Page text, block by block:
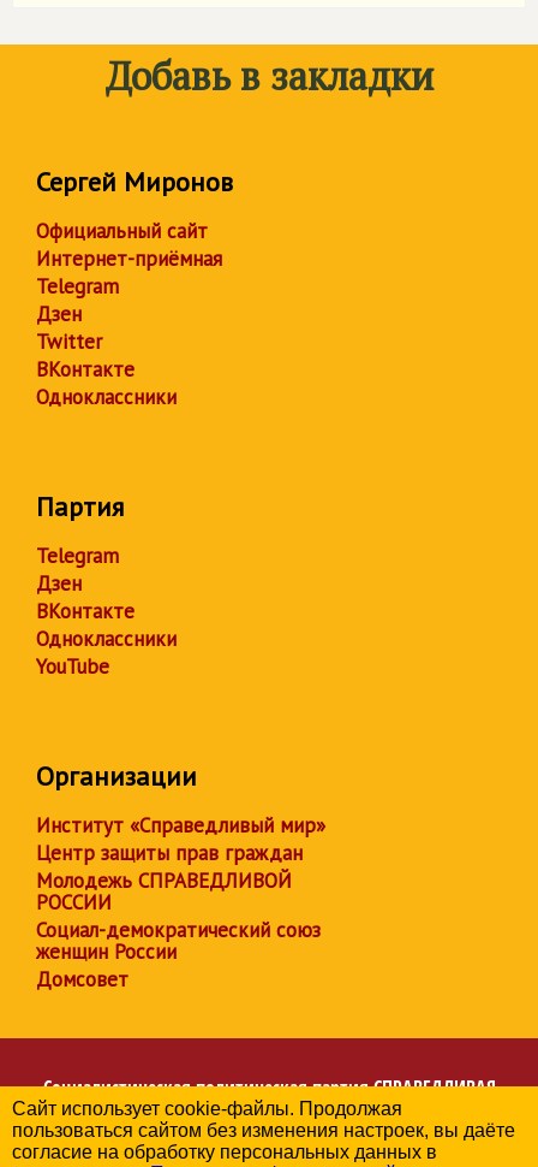
Добавь в закладки
Сергей Миронов
Официальный сайт
Интернет-приёмная
Telegram
Дзен
Twitter
ВКонтакте
Одноклассники
Партия
Telegram
Дзен
ВКонтакте
Одноклассники
YouTube
Организации
Институт «Справедливый мир»
Центр защиты прав граждан
Молодежь СПРАВЕДЛИВОЙ
РОССИИ
Социал-демократический союз
женщин России
Домсовет
Социалистическая политическая партияСПРАВЕДЛИВАЯ
РОССИЯ
Региональное отделение партии в Чувашской Республике
Сайт использует cookie-файлы. Продолжая
пользоваться сайтом без изменения настроек, вы даёте
согласие на обработку персональных данных в